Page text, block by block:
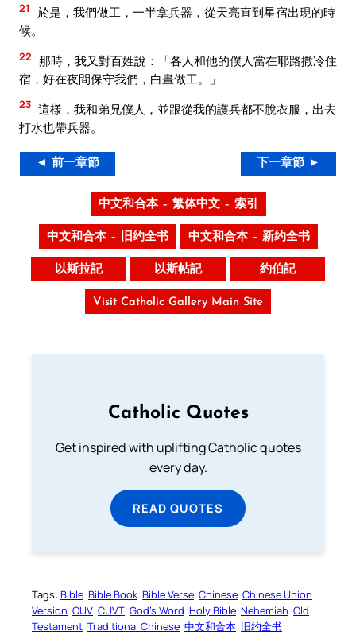
21
於是，我們做工，一半拿兵器，從天亮直到星宿出現的時
候。
22 那時，我又對百姓說：「各人和他的僕人當在耶路撒冷住
宿，好在夜間保守我們，白晝做工。」
23 這樣，我和弟兄僕人，並跟從我的護兵都不脫衣服，出去
打水也帶兵器。
◄ 前一章節 下一章節 ►
中文和合本 – 繁体中文 – 索引
中文和合本 – 旧约全书 中文和合本 – 新约全书
以斯拉記 以斯帖記 約伯記
Visit Catholic Gallery Main Site
Catholic Quotes
Get inspired with uplifting Catholic quotes
every day.
READ QUOTES
Tags: Bible Bible Book Bible Verse Chinese Chinese Union
Version CUV CUVT God’s Word Holy Bible Nehemiah Old
Testament Traditional Chinese 中文和合本 旧约全书